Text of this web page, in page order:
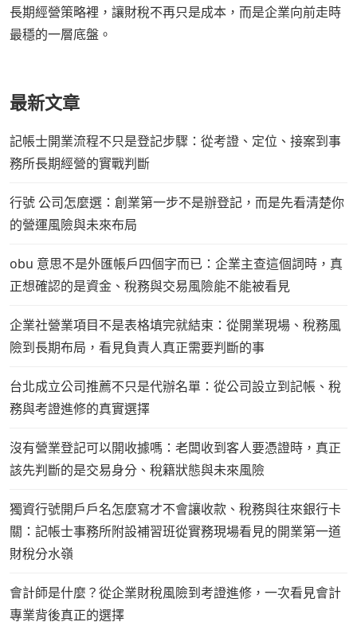
長期經營策略裡，讓財稅不再只是成本，而是企業向前走時
最穩的一層底盤。
最新文章
記帳士開業流程不只是登記步驟：從考證、定位、接案到事
務所長期經營的實戰判斷
行號 公司怎麼選：創業第一步不是辦登記，而是先看清楚你
的營運風險與未來布局
obu 意思不是外匯帳戶四個字而已：企業主查這個詞時，真
正想確認的是資金、稅務與交易風險能不能被看見
企業社營業項目不是表格填完就結束：從開業現場、稅務風
險到長期布局，看見負責人真正需要判斷的事
台北成立公司推薦不只是代辦名單：從公司設立到記帳、稅
務與考證進修的真實選擇
沒有營業登記可以開收據嗎：老闆收到客人要憑證時，真正
該先判斷的是交易身分、稅籍狀態與未來風險
獨資行號開戶戶名怎麼寫才不會讓收款、稅務與往來銀行卡
關：記帳士事務所附設補習班從實務現場看見的開業第一道
財稅分水嶺
會計師是什麼？從企業財稅風險到考證進修，一次看見會計
專業背後真正的選擇